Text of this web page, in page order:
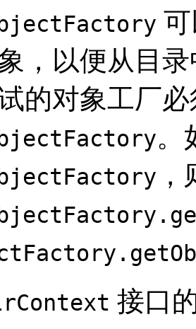
，以便从目
的对象工厂
。
接口